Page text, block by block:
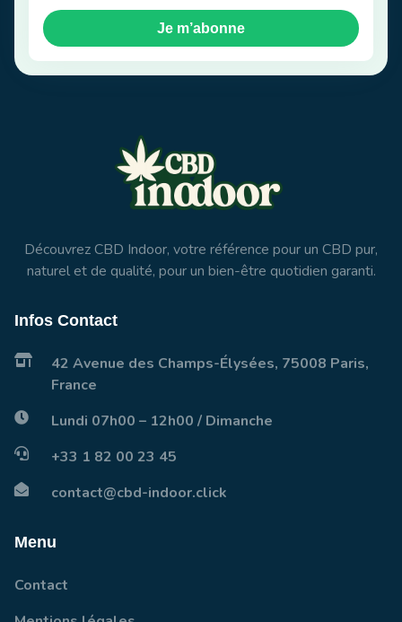
Je m’abonne
Découvrez CBD Indoor, votre référence pour un CBD pur,
naturel et de qualité, pour un bien-être quotidien garanti.
Infos Contact
42 Avenue des Champs-Élysées, 75008 Paris,
France
Lundi 07h00 – 12h00 / Dimanche
+33 1 82 00 23 45
contact@cbd-indoor.click
Menu
Contact